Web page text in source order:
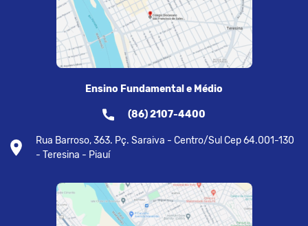
Ensino Fundamental e Médio
(86) 2107-4400
Rua Barroso, 363. Pç. Saraiva - Centro/Sul Cep 64.001-130
- Teresina - Piauí